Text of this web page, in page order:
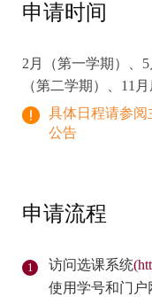
申请时间
2月（第一学期）、
（第二学期）、11
具体日程请参
公告
申请流程
访问选课系统
使用学号和门户